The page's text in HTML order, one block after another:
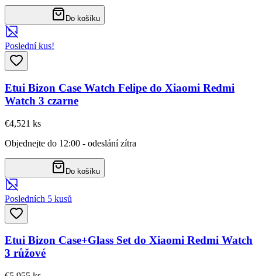
Do košíku
Poslední kus!
Etui Bizon Case Watch Felipe do Xiaomi Redmi
Watch 3 czarne
€4,521 ks
Objednejte do 12:00 - odeslání zítra
Do košíku
Posledních 5 kusů
Etui Bizon Case+Glass Set do Xiaomi Redmi Watch
3 růžové